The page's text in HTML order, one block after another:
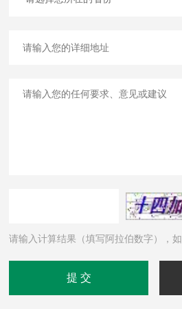
请输入计算结果（填写阿拉伯数字），